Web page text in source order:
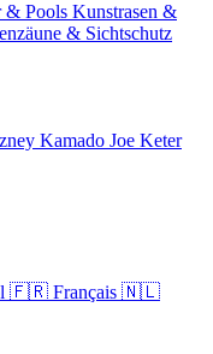
& Pools Kunstrasen &
& Sichtschutz
Kamado Joe Keter
🇫🇷 Français 🇳🇱